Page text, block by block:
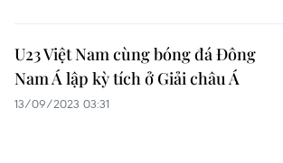
U23 Việt Nam cùng bóng đá Đông
Nam Á lập kỳ tích ở Giải châu Á
13/09/2023 03:31